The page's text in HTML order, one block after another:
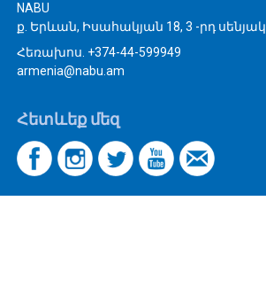
NABU
ք. Երևան, Իսահակյան 18, 3 -րդ սենյակ
Հեռախոս. +374-44-599949
armenia@nabu.am
Հետևեք մեզ